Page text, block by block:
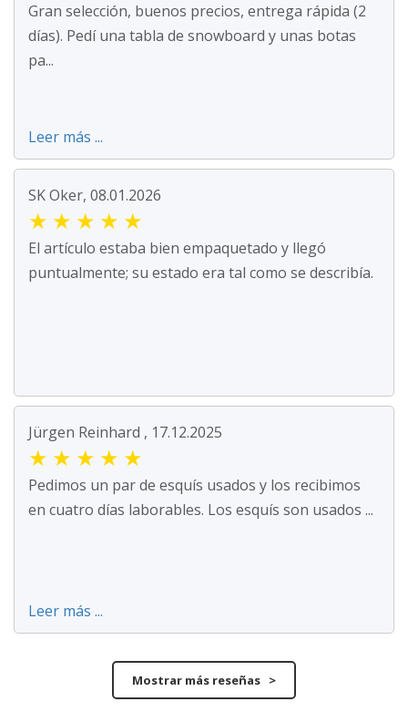
Gran selección, buenos precios, entrega rápida (2
días). Pedí una tabla de snowboard y unas botas
pa...
Leer más ...
SK Oker, 08.01.2026
★ ★ ★ ★ ★
El artículo estaba bien empaquetado y llegó
puntualmente; su estado era tal como se describía.
Jürgen Reinhard , 17.12.2025
★ ★ ★ ★ ★
Pedimos un par de esquís usados y los recibimos
en cuatro días laborables. Los esquís son usados ...
Leer más ...
Mostrar más reseñas >